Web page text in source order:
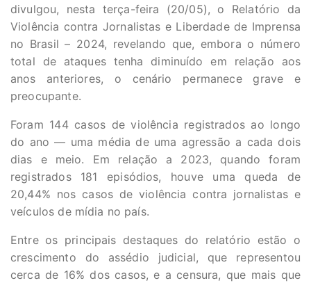
divulgou, nesta terça-feira (20/05), o Relatório da
Violência contra Jornalistas e Liberdade de Imprensa
no Brasil – 2024, revelando que, embora o número
total de ataques tenha diminuído em relação aos
anos anteriores, o cenário permanece grave e
preocupante.
Foram 144 casos de violência registrados ao longo
do ano — uma média de uma agressão a cada dois
dias e meio. Em relação a 2023, quando foram
registrados 181 episódios, houve uma queda de
20,44% nos casos de violência contra jornalistas e
veículos de mídia no país.
Entre os principais destaques do relatório estão o
crescimento do assédio judicial, que representou
cerca de 16% dos casos, e a censura, que mais que